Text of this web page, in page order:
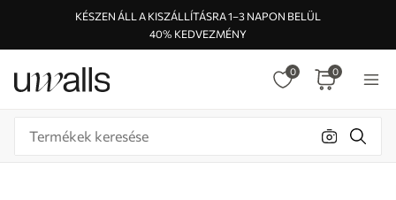
KÉSZEN ÁLL A KISZÁLLÍTÁSRA 1–3 NAPON BELÜL
40% KEDVEZMÉNY
0 0